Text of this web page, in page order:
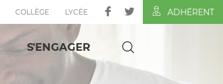
COLLÈGE LYCÉE ADHÉRENT
S'ENGAGER